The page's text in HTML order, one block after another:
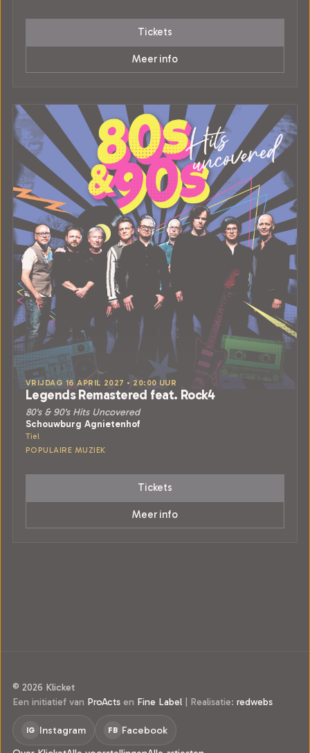
Tickets
Meer info
VRIJDAG 16 APRIL 2027 • 20:00 UUR
Legends Remastered feat. Rock4
80's & 90's Hits Uncovered
Schouwburg Agnietenhof
Tiel
POPULAIRE MUZIEK
Tickets
Meer info
© 2026 Klicket
Een initiatief van ProActs en Fine Label | Realisatie: redwebs
IG Instagram FB Facebook